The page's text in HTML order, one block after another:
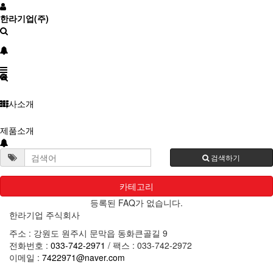
한라기업(주)
회사소개
제품소개
시공갤러리 검색하기
카테고리
등록된 FAQ가 없습니다.
한라기업 주식회사
주소 : 강원도 원주시 문막읍 동화큰골길 9
전화번호 : 033-742-2971 / 팩스 : 033-742-2972
이메일 : 7422971@naver.com